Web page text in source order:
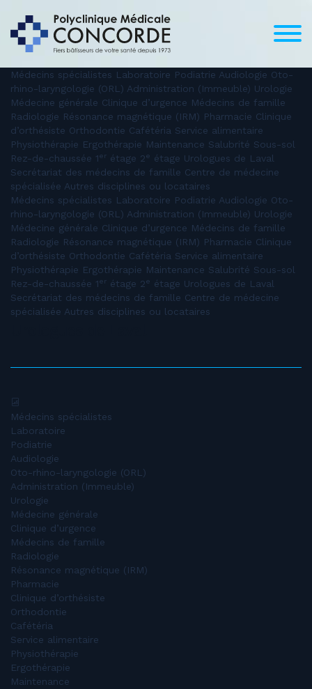
Médecins spécialistes Laboratoire Podiatrie Audiologie Oto-
rhino-laryngologie (ORL) Administration (Immeuble) Urologie
Médecine générale Clinique d’urgence Médecins de famille
Radiologie Résonance magnétique (IRM) Pharmacie Clinique
d’orthésiste Orthodontie Cafétéria Service alimentaire
Physiothérapie Ergothérapie Maintenance Salubrité Sous-sol
Rez-de-chaussée 1er étage 2e étage Urologues de Laval
Secrétariat des médecins de famille Centre de médecine
spécialisée Autres disciplines ou locataires
Médecins spécialistes Laboratoire Podiatrie Audiologie Oto-
rhino-laryngologie (ORL) Administration (Immeuble) Urologie
Médecine générale Clinique d’urgence Médecins de famille
Radiologie Résonance magnétique (IRM) Pharmacie Clinique
d’orthésiste Orthodontie Cafétéria Service alimentaire
Physiothérapie Ergothérapie Maintenance Salubrité Sous-sol
Rez-de-chaussée 1er étage 2e étage Urologues de Laval
Secrétariat des médecins de famille Centre de médecine
spécialisée Autres disciplines ou locataires
Médecins spécialistes
Laboratoire
Podiatrie
Audiologie
Oto-rhino-laryngologie (ORL)
Administration (Immeuble)
Urologie
Médecine générale
Clinique d’urgence
Médecins de famille
Radiologie
Résonance magnétique (IRM)
Pharmacie
Clinique d’orthésiste
Orthodontie
Cafétéria
Service alimentaire
Physiothérapie
Ergothérapie
Maintenance